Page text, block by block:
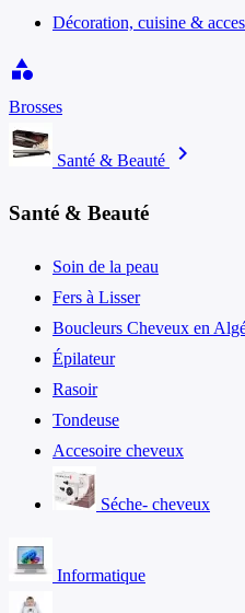
Décoration, cuisine &
category
Brosses
Santé & Beauté chevron_right
Santé & Beauté
Soin de la peau
Fers à Lisser
Boucleurs Cheveux en
Épilateur
Rasoir
Tondeuse
Accesoire cheveux
Séche- cheveux
Informatique